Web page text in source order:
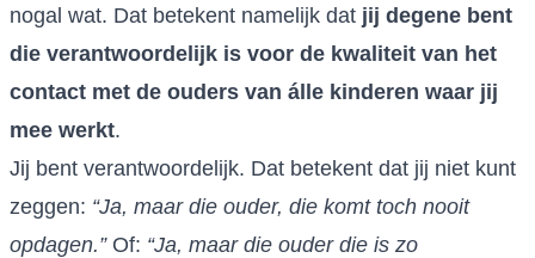
nogal wat. Dat betekent namelijk dat jij degene bent
die verantwoordelijk is voor de kwaliteit van het
contact met de ouders van álle kinderen waar jij
mee werkt.
Jij bent verantwoordelijk. Dat betekent dat jij niet kunt
zeggen: “Ja, maar die ouder, die komt toch nooit
opdagen.”Of: “Ja, maar die ouder die is zo